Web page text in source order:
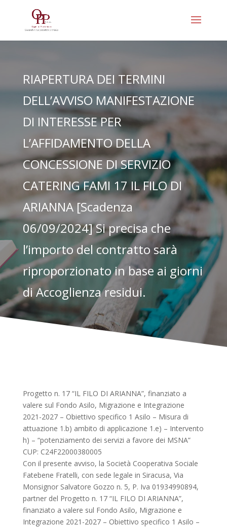
RIAPERTURA DEI TERMINI
DELL’AVVISO MANIFESTAZIONE
DI INTERESSE PER
L’AFFIDAMENTO DELLA
CONCESSIONE DI SERVIZIO
CATERING FAMI 17 IL FILO DI
ARIANNA [Scadenza
06/09/2024] Si precisa che
l’importo del contratto sarà
riproporzionato in base ai giorni
di Accoglienza residui.
Progetto n. 17 “IL FILO DI ARIANNA”, finanziato a
valere sul Fondo Asilo, Migrazione e Integrazione
2021-2027 – Obiettivo specifico 1 Asilo – Misura di
attuazione 1.b) ambito di applicazione 1.e) – Intervento
h) – “potenziamento dei servizi a favore dei MSNA”
CUP: C24F22000380005
Con il presente avviso, la Società Cooperativa Sociale
Fatebene Fratelli, con sede legale in Siracusa, Via
Monsignor Salvatore Gozzo n. 5, P. Iva 01934990894,
partner del Progetto n. 17 “IL FILO DI ARIANNA”,
finanziato a valere sul Fondo Asilo, Migrazione e
Integrazione 2021-2027 – Obiettivo specifico 1 Asilo –